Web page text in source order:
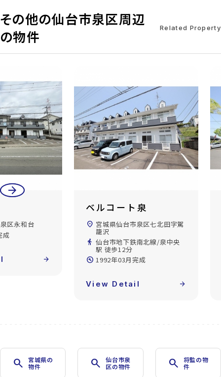
その他の仙台市泉区周辺
の物件
Related Property
arrow_back
arrow_forward
区七北田字駕
メゾンドタケヒロＣ
location_on 宮城県仙台市泉区七北田字白
水沢
directions_walk 仙台市地下鉄南北線/泉中央
駅 徒歩16分
build_circle 1997年03月完成
View Detail arrow_forward
search
宮城県の
物件
search
仙台市泉
区の物件
search
将監の物
件